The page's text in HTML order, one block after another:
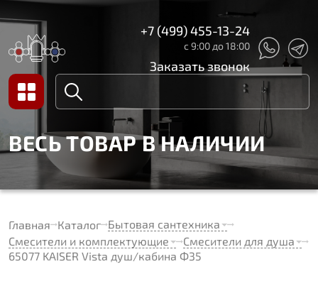
+7 (499) 455-13-24
с 9:00 до 18:00
Заказать звонок
ВЕСЬ ТОВАР В НАЛИЧИИ
Главная Каталог Бытовая сантехника
Смесители и комплектующие
Смесители для душа
65077 KAISER Vista душ/кабина Ф35